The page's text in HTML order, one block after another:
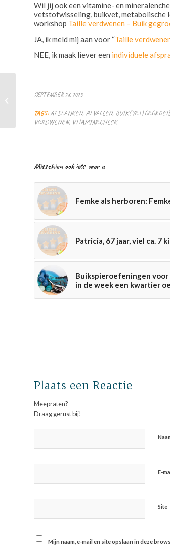
Wil jij ook een vitamine- en
vetstofwisseling, buikvet, metabolische
workshop Taille verdwenen – Buik
JA, ik meld mij aan voor “Taille
NEE, ik maak liever een individuele
SEPTEMBER 28, 2023
TAGS: AFSLANKEN, AFVALLEN, BUIK(VET)
VERDWENEN, VITAMINECHECK
Misschien ook iets voor u
Femke als herboren:
Patricia, 67 jaar, viel ca. 7
Buikspieroefeningen
in de week een kwartier
Plaats een Reactie
Meepraten?
Draag gerust bij!
E-
Site
Mijn naam, e-mail en site opslaan in deze
met het
wonderapparaat ..